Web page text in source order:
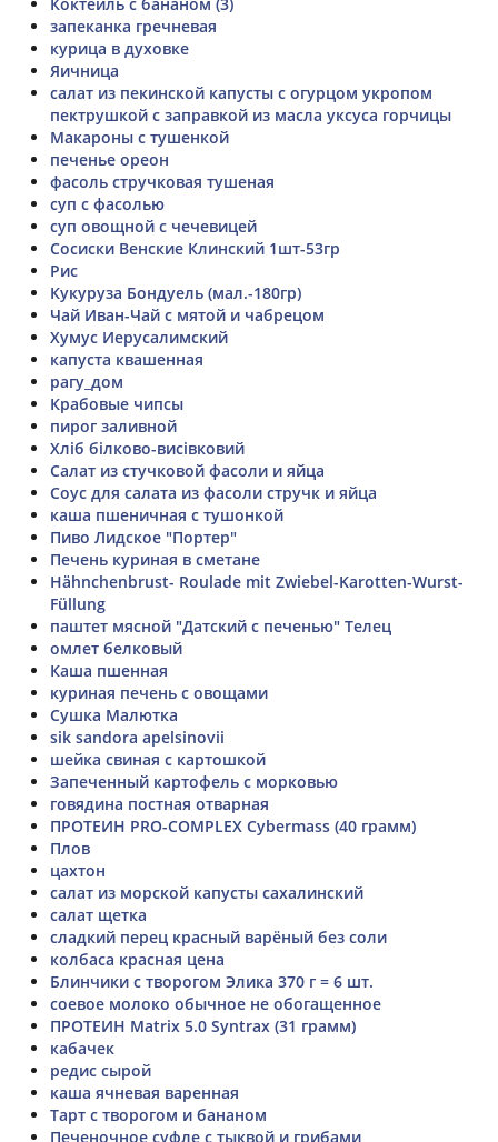
запеканка гречневая
курица в духовке
Яичница
салат из пекинской капусты с огурцом укропом
пектрушкой с заправкой из масла уксуса горчицы
Макароны с тушенкой
печенье ореон
фасоль стручковая тушеная
суп с фасолью
суп овощной с чечевицей
Сосиски Венские Клинский 1шт-53гр
Рис
Кукуруза Бондуель (мал.-180гр)
Чай Иван-Чай с мятой и чабрецом
Хумус Иерусалимский
капуста квашенная
рагу_дом
Крабовые чипсы
пирог заливной
Хліб білково-висівковий
Салат из стучковой фасоли и яйца
Соус для салата из фасоли стручк и яйца
каша пшеничная с тушонкой
Пиво Лидское "Портер"
Печень куриная в сметане
Hähnchenbrust- Roulade mit Zwiebel-Karotten-Wurst-
Füllung
паштет мясной "Датский с печенью" Телец
омлет белковый
Каша пшенная
куриная печень с овощами
Сушка Малютка
sik sandora apelsinovii
шейка свиная с картошкой
Запеченный картофель с морковью
говядина постная отварная
ПРОТЕИН PRO-COMPLEX Cybermass (40 грамм)
Плов
цахтон
салат из морской капусты сахалинский
салат щетка
сладкий перец красный варёный без соли
колбаса красная цена
Блинчики с творогом Элика 370 г = 6 шт.
соевое молоко обычное не обогащенное
ПРОТЕИН Matrix 5.0 Syntrax (31 грамм)
кабачек
редис сырой
каша ячневая варенная
Тарт с творогом и бананом
Печеночное суфле с тыквой и грибами